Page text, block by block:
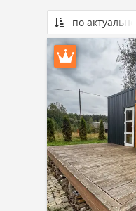
по
По
Сначала
Сначала
По
малая
По
большая
По площади:
По площади: